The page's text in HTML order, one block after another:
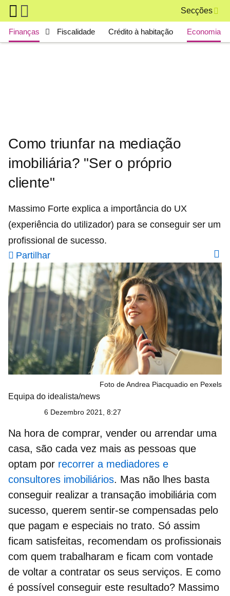
Skip to main content
Secções
Main navigation
Finanças Fiscalidade Crédito à habitação Economia
Como triunfar na mediação
imobiliária? "Ser o próprio
cliente"
Massimo Forte explica a importância do UX
(experiência do utilizador) para se conseguir ser um
profissional de sucesso.
Partilhar
Foto de Andrea Piacquadio en Pexels
Equipa do idealista/news
6 Dezembro 2021, 8:27
Na hora de comprar, vender ou arrendar uma
casa, são cada vez mais as pessoas que
optam por recorrer a mediadores e
consultores imobiliários. Mas não lhes basta
conseguir realizar a transação imobiliária com
sucesso, querem sentir-se compensadas pelo
que pagam e especiais no trato. Só assim
ficam satisfeitas, recomendam os profissionais
com quem trabalharam e ficam com vontade
de voltar a contratar os seus serviços. E como
é possível conseguir este resultado? Massimo